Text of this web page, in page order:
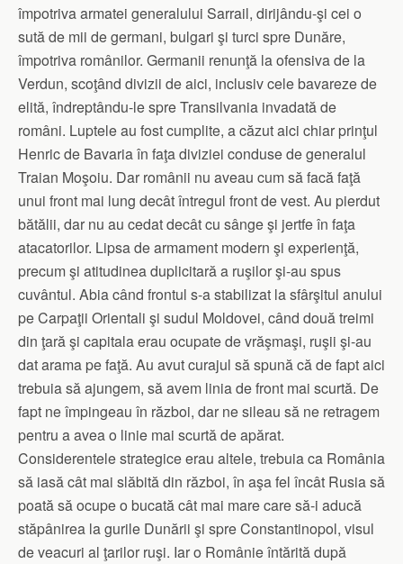
împotriva armatei generalului Sarrail, dirijându-şi cei o
sută de mii de germani, bulgari şi turci spre Dunăre,
împotriva românilor. Germanii renunţă la ofensiva de la
Verdun, scoţând divizii de aici, inclusiv cele bavareze de
elită, îndreptându-le spre Transilvania invadată de
români. Luptele au fost cumplite, a căzut aici chiar prinţul
Henric de Bavaria în faţa diviziei conduse de generalul
Traian Moşoiu. Dar românii nu aveau cum să facă faţă
unui front mai lung decât întregul front de vest. Au pierdut
bătălii, dar nu au cedat decât cu sânge şi jertfe în faţa
atacatorilor. Lipsa de armament modern şi experienţă,
precum şi atitudinea duplicitară a ruşilor şi-au spus
cuvântul. Abia când frontul s-a stabilizat la sfârşitul anului
pe Carpaţii Orientali şi sudul Moldovei, când două treimi
din ţară şi capitala erau ocupate de vrăşmaşi, ruşii şi-au
dat arama pe faţă. Au avut curajul să spună că de fapt aici
trebuia să ajungem, să avem linia de front mai scurtă. De
fapt ne împingeau în război, dar ne sileau să ne retragem
pentru a avea o linie mai scurtă de apărat.
Considerentele strategice erau altele, trebuia ca România
să iasă cât mai slăbită din război, în aşa fel încât Rusia să
poată să ocupe o bucată cât mai mare care să-i aducă
stăpânirea la gurile Dunării şi spre Constantinopol, visul
de veacuri al ţarilor ruşi. Iar o Românie întărită după